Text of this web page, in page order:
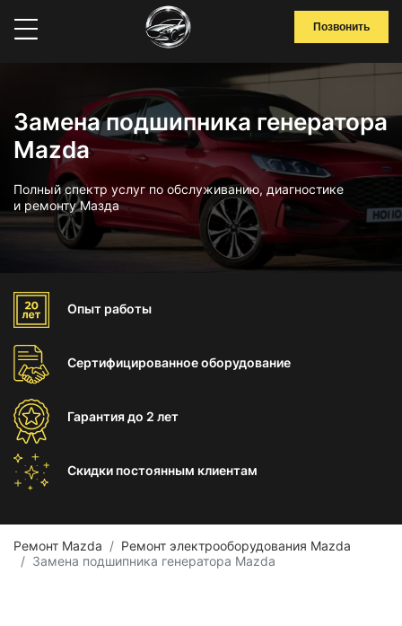
Позвонить
Замена подшипника генератора
Mazda
Полный спектр услуг по обслуживанию, диагностике
и ремонту Мазда
Опыт работы
Сертифицированноеоборудование
Гарантиядо 2 лет
Скидки постоянным клиентам
Ремонт Mazda
Ремонт электрооборудования Mazda
Замена подшипника генератора Mazda